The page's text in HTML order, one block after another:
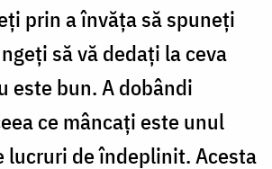
prin a învăţa să spuneţi
să vă dedaţi la ceva
este bun. A dobândi
ce mâncaţi este unul
lucruri de îndeplinit. Acesta